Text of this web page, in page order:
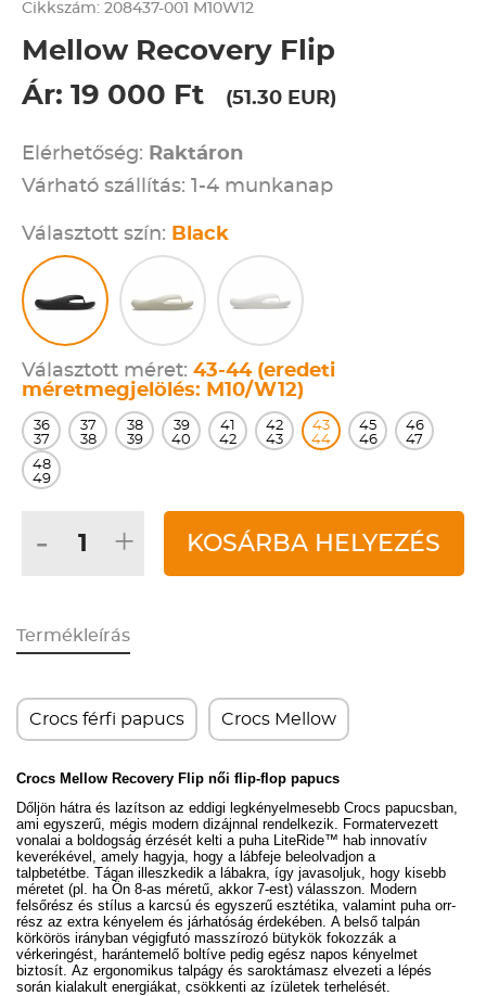
Cikkszám: 208437-001 M10W12
Mellow Recovery Flip
Ár: 19 000 Ft
(51.30 EUR)
Elérhetőség: Raktáron
Várható szállítás: 1-4 munkanap
Választott szín: Black
Választott méret: 43-44 (eredeti
méretmegjelölés: M10/W12)
36
37
37
38
38
39
39
40
41
42
42
43
43
44
45
46
46
47
48
49
- + KOSÁRBA HELYEZÉS
Termékleírás
Crocs férfi papucs Crocs Mellow
Crocs Mellow Recovery Flip női flip-flop papucs
Dőljön hátra és lazítson az eddigi legkényelmesebb Crocs papucsban,
ami egyszerű, mégis modern dizájnnal rendelkezik. Formatervezett
vonalai a boldogság érzését kelti a puha LiteRide™ hab innovatív
keverékével, amely hagyja, hogy a lábfeje beleolvadjon a
talpbetétbe. Tágan illeszkedik a lábakra, így javasoljuk, hogy kisebb
méretet (pl. ha Ön 8-as méretű, akkor 7-est) válasszon. Modern
felsőrész és stílus a karcsú és egyszerű esztétika, valamint puha orr-
rész az extra kényelem és járhatóság érdekében. A belső talpán
körkörös irányban végigfutó masszírozó bütykök fokozzák a
vérkeringést, harántemelő boltíve pedig egész napos kényelmet
biztosít. Az ergonomikus talpágy és saroktámasz elvezeti a lépés
során kialakult energiákat, csökkenti az ízületek terhelését.